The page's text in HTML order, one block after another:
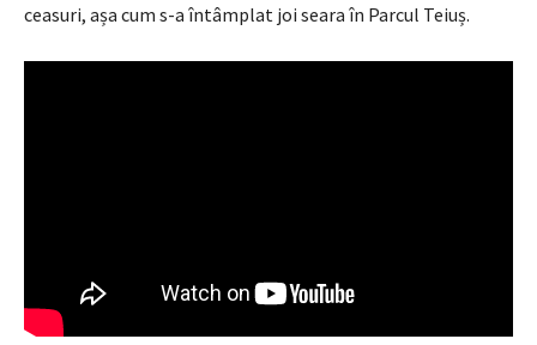
ceasuri, așa cum s-a întâmplat joi seara în Parcul Teiuș.